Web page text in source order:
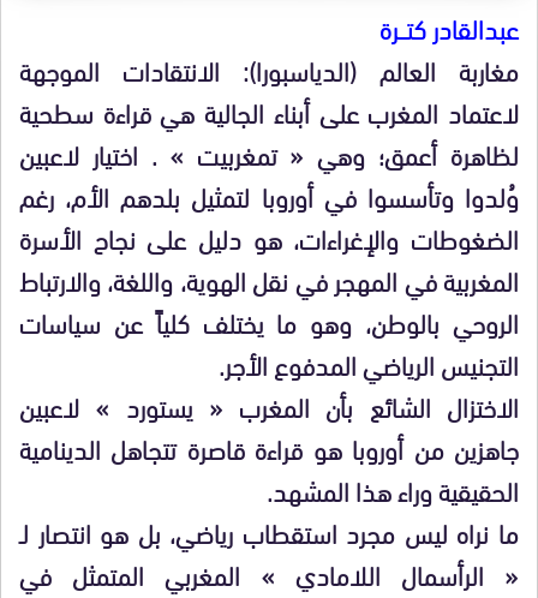
عبدالقادر كتـــرة
مغاربة العالم (الدياسبورا): الانتقادات الموجهة
لاعتماد المغرب على أبناء الجالية هي قراءة سطحية
لظاهرة أعمق؛ وهي « تمغربيت » . اختيار لاعبين
وُلدوا وتأسسوا في أوروبا لتمثيل بلدهم الأم، رغم
الضغوطات والإغراءات، هو دليل على نجاح الأسرة
المغربية في المهجر في نقل الهوية، واللغة، والارتباط
الروحي بالوطن، وهو ما يختلف كلياً عن سياسات
التجنيس الرياضي المدفوع الأجر.
الاختزال الشائع بأن المغرب « يستورد » لاعبين
جاهزين من أوروبا هو قراءة قاصرة تتجاهل الدينامية
الحقيقية وراء هذا المشهد.
ما نراه ليس مجرد استقطاب رياضي، بل هو انتصار لـ
« الرأسمال اللامادي » المغربي المتمثل في